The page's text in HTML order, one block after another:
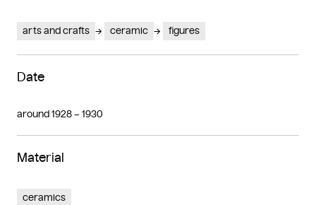
arts and crafts ceramic figures
Date
around 1928 – 1930
Material
ceramics